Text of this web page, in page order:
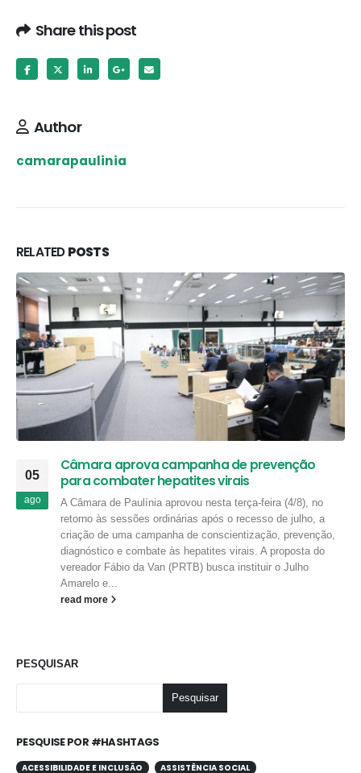
Share this post
Author
camarapaulinia
RELATEDPOSTS
05
ago
Câmara aprova campanha de prevenção
para combater hepatites virais
A Câmara de Paulínia aprovou nesta terça-feira (4/8), no
retorno às sessões ordinárias após o recesso de julho, a
criação de uma campanha de conscientização, prevenção,
diagnóstico e combate às hepatites virais. A proposta do
vereador Fábio da Van (PRTB) busca instituir o Julho
Amarelo e...
read more
PESQUISAR
Pesquisar
PESQUISE POR #HASHTAGS
ACESSIBILIDADE E INCLUSÃO
ASSISTÊNCIA SOCIAL